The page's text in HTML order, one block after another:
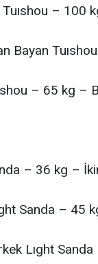
– 100
Bayan
– 65 kg –
– 36 kg –
Sanda – 45
Lıght